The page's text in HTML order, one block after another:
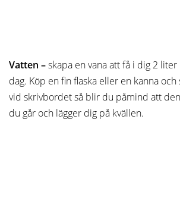
Vatten –skapa en vana att få i dig 2
dag. Köp en fin flaska eller en kanna
vid skrivbordet så blir du påmind att
du går och lägger dig på kvällen.